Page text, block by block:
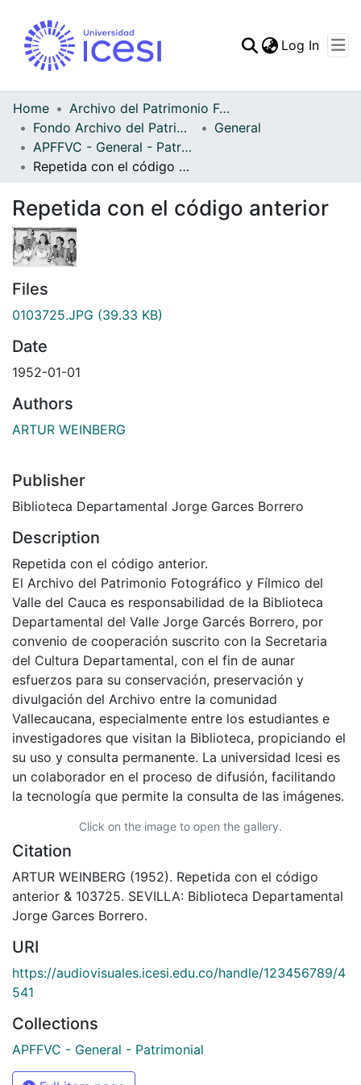
Statistics
Log In
Home
Archivo del Patrimonio Fotográfico y Fílmico del Valle del Cauca
Fondo Archivo del Patrimonio Fotográfico y Fílmico del Valle del Cauca
General
APFFVC - General - Patrimonial
Repetida con el código anterior
Repetida con el código anterior
Files
0103725.JPG (39.33 KB)
Date
1952-01-01
Authors
ARTUR WEINBERG
Publisher
Biblioteca Departamental Jorge Garces Borrero
Description
Repetida con el código anterior.
El Archivo del Patrimonio Fotográfico y Fílmico del
Valle del Cauca es responsabilidad de la Biblioteca
Departamental del Valle Jorge Garcés Borrero, por
convenio de cooperación suscrito con la Secretaria
del Cultura Departamental, con el fin de aunar
esfuerzos para su conservación, preservación y
divulgación del Archivo entre la comunidad
Vallecaucana, especialmente entre los estudiantes e
investigadores que visitan la Biblioteca, propiciando el
su uso y consulta permanente. La universidad Icesi es
un colaborador en el proceso de difusión, facilitando
la tecnología que permite la consulta de las imágenes.
Click on the image to open the gallery.
Citation
ARTUR WEINBERG (1952). Repetida con el código
anterior & 103725. SEVILLA: Biblioteca Departamental
Jorge Garces Borrero.
URI
https://audiovisuales.icesi.edu.co/handle/123456789/4
541
Collections
APFFVC - General - Patrimonial